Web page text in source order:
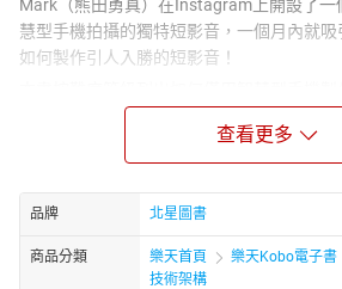
Mark（熊田勇真）在Instagram上開設了一
慧型手機拍攝的獨特短影音，一個月內就
如何製作引人入勝的短影音！
從拍攝技巧到剪輯步驟，本書說明詳盡，即
想要開始製作影片卻又猶豫不決，或是不
的人。本書的座右銘是「全力以赴，盡情展
作趣味影片的第一步吧！
查看更多
品牌 北星圖書
商品分類 樂天首頁 樂天Kobo電子書
技術架構